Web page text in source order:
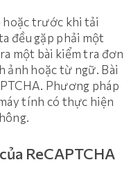
trước khi tải
đều gặp phải một
một bài kiểm tra đơn
ảnh hoặc từ ngữ. Bài
Phương pháp
tính có thực hiện
ReCAPTCHA